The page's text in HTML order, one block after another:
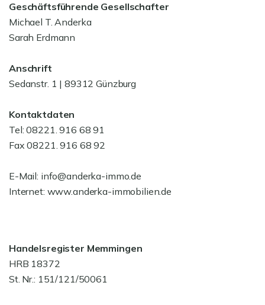
Geschäftsführende Gesellschafter
Michael T. Anderka
Sarah Erdmann
Anschrift
Sedanstr. 1 | 89312 Günzburg
Kontaktdaten
Tel: 08221. 916 68 91
Fax 08221. 916 68 92
E-Mail: info@anderka-immo.de
Internet: www.anderka-immobilien.de
Handelsregister Memmingen
HRB 18372
St. Nr.: 151/121/50061